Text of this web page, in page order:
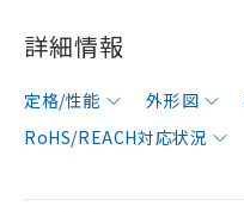
詳細情報
定格/性能 外形図
RoHS/REACH対応状況